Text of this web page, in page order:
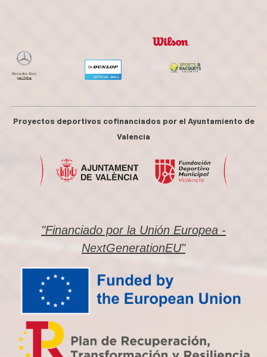
Proyectos deportivos cofinanciados por el Ayuntamiento de
Valencia
"Financiado por la Unión Europea -
NextGenerationEU"